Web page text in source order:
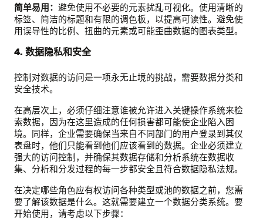
简单易用： 避免使用不必要的元素扰乱可视化。使用清晰的
标签、简洁的标题和有限的调色板，以提高可读性。避免使
用误导性的比例、扭曲的元素或可能歪曲数据的图表类型。
4. 数据隐私和安全
控制对数据的访问是一项永无止境的挑战，需要数据分类和
安全技术。
在高层次上，必须仔细注意谁被允许进入关键操作系统来检
索数据，因为在这里造成的任何损害都可能使企业陷入困
境。同样，企业需要确保当来自不同部门的用户登录到其仪
表盘时，他们只能看到他们应该看到的数据。企业必须建立
强大的访问控制，并确保其数据存储和分析系统在数据收
集、分析和分发过程的每一步都安全且符合数据隐私法规。
在决定哪些角色应有权访问各种类型或池的数据之前，您需
要了解该数据是什么。这就需要建立一个数据分类系统。要
开始使用，请考虑以下步骤：